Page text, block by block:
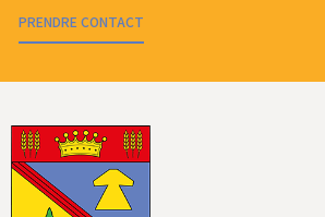
PRENDRE CONTACT